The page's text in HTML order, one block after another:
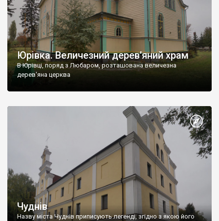
Юрівка. Величезний дерев’яний храм
В Юрівці, поряд з Любаром, розташована величезна
дерев'яна церква
Чуднів
Назву міста Чуднів приписують легенді, згідно з якою його